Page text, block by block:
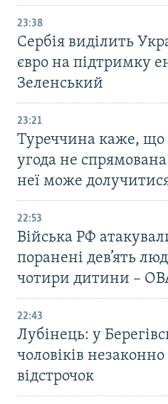
23:38
Сербія виділить
євро на підтримку
Зеленський
23:21
Туреччина каже, що
угода не
неї може
22:53
Війська РФ
поранені дев’ять
чотири дитини –
22:43
Лубінець: у
чоловіків
відстрочок